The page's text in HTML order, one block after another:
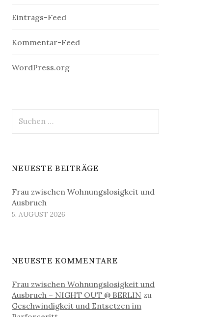
Eintrags-Feed
Kommentar-Feed
WordPress.org
nach:
NEUESTE BEITRÄGE
Frau zwischen Wohnungslosigkeit und
Ausbruch
5. AUGUST 2026
NEUESTE KOMMENTARE
Frau zwischen Wohnungslosigkeit und
Ausbruch – NIGHT OUT @ BERLIN zu
Geschwindigkeit und Entsetzen im